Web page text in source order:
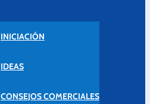
INICIACIÓN
IDEAS
CONSEJOS COMERCIALES